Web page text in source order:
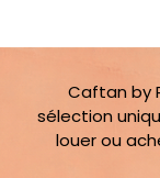
Caftan by
sélection
louer ou